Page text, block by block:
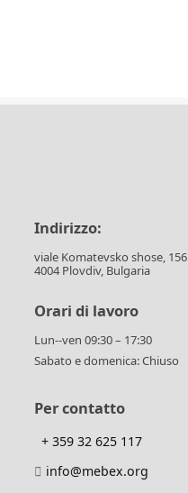
Indirizzo:
viale Komatevsko shose, 156
4004 Plovdiv, Bulgaria
Orari di lavoro
Lun--ven 09:30 – 17:30
Sabato e domenica: Chiuso
Per contatto
+ 359 32 625 117
info@mebex.org